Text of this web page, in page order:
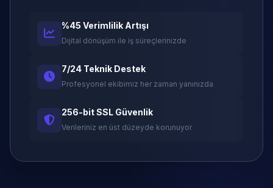
%45 Verimlilik Artışı
Dijital dönüşüm ile iş süreçlerinizde
7/24 Teknik Destek
Profesyonel ekibimiz her zaman yanınızda
256-bit SSL Güvenlik
Verileriniz en üst düzeyde korunuyor